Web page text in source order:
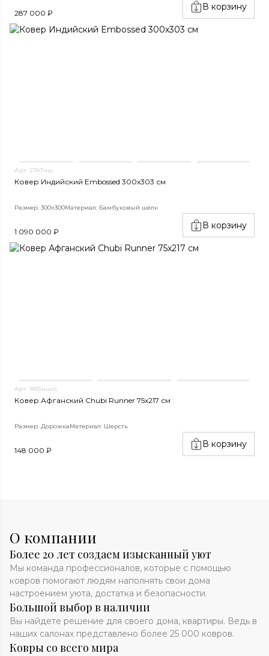
287 000 ₽
В корзину
Арт. 2747нш
Ковер Индийский Embossed 300x303 см
Размер: 300x300Материал: Бамбуковый шёлк
1 090 000 ₽
В корзину
Арт. 1855ншсс
Ковер Афганский Chubi Runner 75x217 см
Размер: ДорожкаМатериал: Шерсть
148 000 ₽
В корзину
О компании
Более 20 лет создаем изысканный уют
Мы команда профессионалов, которые с помощью
ковров помогают людям наполнять свои дома
настроением уюта, достатка и безопасности.
Большой выбор в наличии
Вы найдете решение для своего дома, квартиры. Ведь в
наших салонах представлено более 25 000 ковров.
Ковры со всего мира